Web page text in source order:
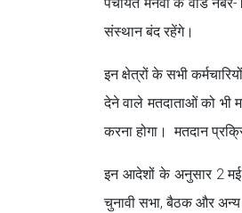
संस्थान बंद रहेंगे।
इन क्षेत्रों के सभी
देने वाले मतदाताओं को भी
करना होगा। मतदान
इन आदेशों के अनुसार 2 मई
चुनावी सभा, बैठक और अन्य